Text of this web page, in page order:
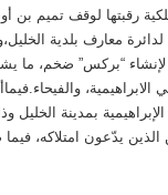
بركس على مساحة 500 متر مربع. تعود ملكية رقبتها
معارف بلدية
بألواح “زينكو”، لإنشاء “بركس”
بمدينة الخليل
يدّعون امتلاكه، فيما